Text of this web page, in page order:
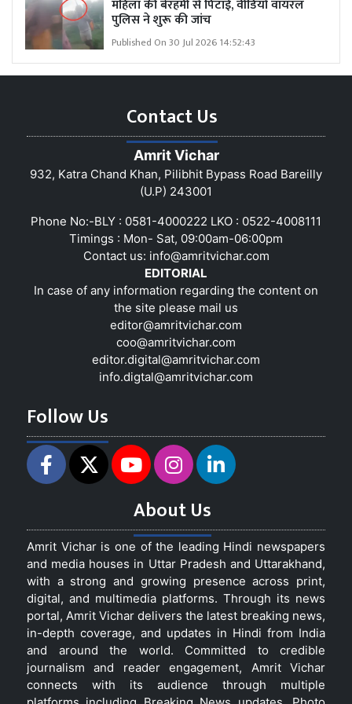
महिला की बेरहमी से पिटाई, वीडियो वायरल
पुलिस ने शुरू की जांच
Published On 30 Jul 2026 14:52:43
Contact Us
Amrit Vichar
932, Katra Chand Khan, Pilibhit Bypass Road Bareilly
(U.P) 243001
Phone No:-BLY : 0581-4000222 LKO : 0522-4008111
Timings : Mon- Sat, 09:00am-06:00pm
Contact us: info@amritvichar.com
EDITORIAL
In case of any information regarding the content on
the site please mail us
editor@amritvichar.com
coo@amritvichar.com
editor.digital@amritvichar.com
info.digtal@amritvichar.com
Follow Us
About Us
Amrit Vichar is one of the leading Hindi newspapers
and media houses in Uttar Pradesh and Uttarakhand,
with a strong and growing presence across print,
digital, and multimedia platforms. Through its news
portal, Amrit Vichar delivers the latest breaking news,
in-depth coverage, and updates in Hindi from India
and around the world. Committed to credible
journalism and reader engagement, Amrit Vichar
connects with its audience through multiple